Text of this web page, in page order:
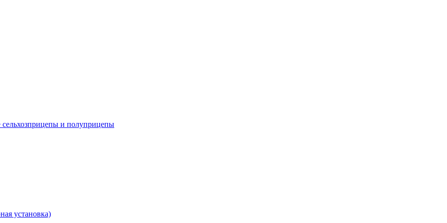
и полуприцепы
установка)